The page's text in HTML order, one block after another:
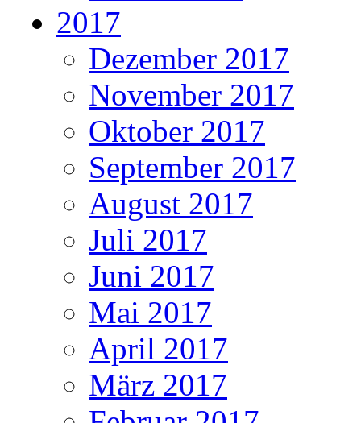
2017
Dezember 2017
November 2017
Oktober 2017
September 2017
August 2017
Juli 2017
Juni 2017
Mai 2017
April 2017
März 2017